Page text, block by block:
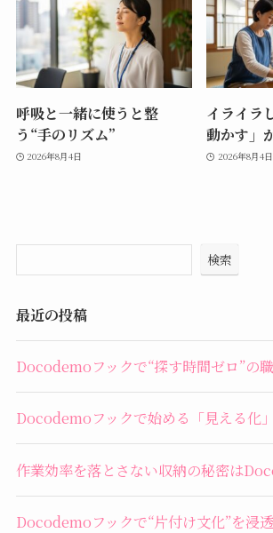
呼吸と一緒に使うと整
う“手のリズム”
2026年8月4日
イライラ
動かす」
2026年8月4日
検索
最近の投稿
Docodemoフックで“探す時間ゼロ”の
Docodemoフックで始める「見える化
作業効率を落とさない収納の秘密は
Docodemoフックで“片付け文化”を浸